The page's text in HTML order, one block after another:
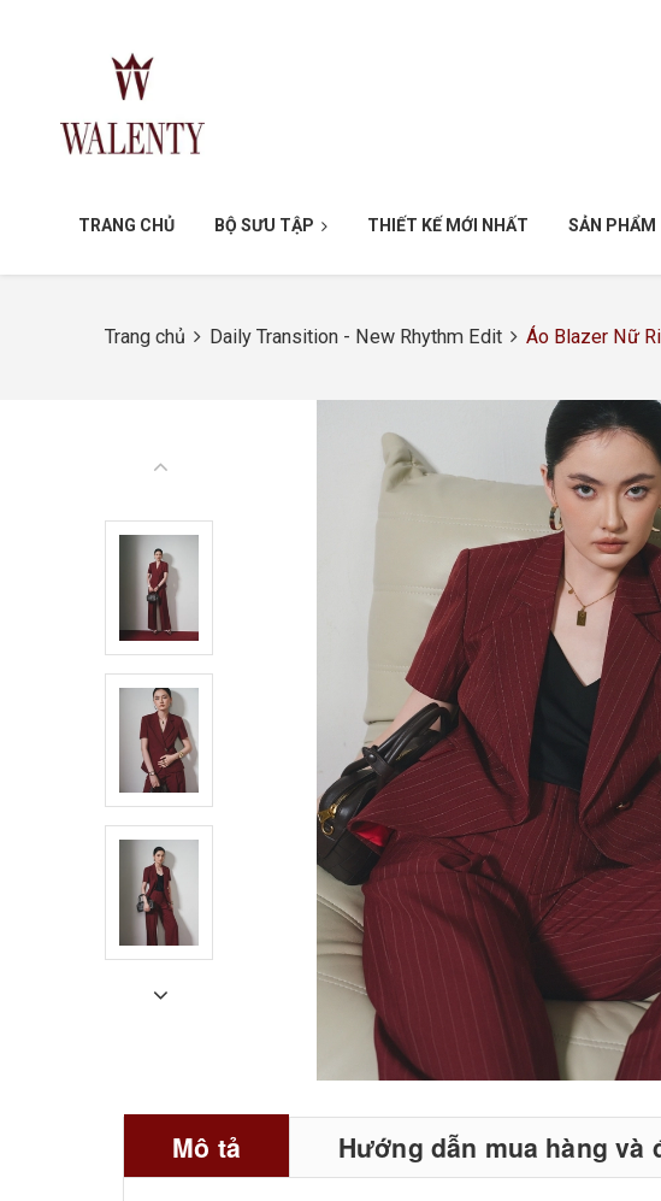
TRANG CHỦ BỘ SƯU TẬP THIẾT KẾ MỚI NHẤT SẢN PHẨM
Trang chủ Daily Transition - New Rhythm Edit Áo Blazer Nữ
Mô tả Hướng dẫn mua hàng và